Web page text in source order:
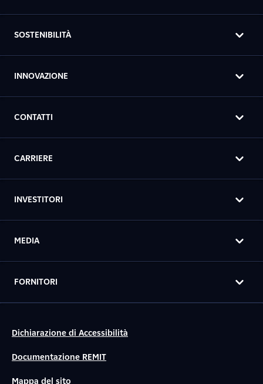
SOSTENIBILITÀ
INNOVAZIONE
CONTATTI
CARRIERE
INVESTITORI
MEDIA
FORNITORI
Dichiarazione di Accessibilità
Documentazione REMIT
Mappa del sito